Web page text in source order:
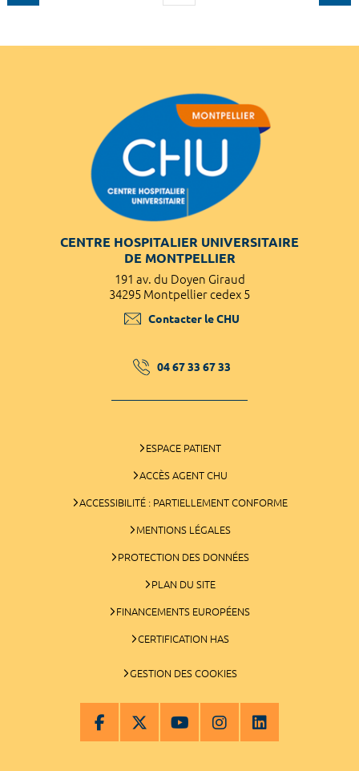
CENTRE HOSPITALIER UNIVERSITAIRE
DE MONTPELLIER
191 av. du Doyen Giraud
34295 Montpellier cedex 5
Contacter le CHU
04 67 33 67 33
ESPACE PATIENT
ACCÈS AGENT CHU
ACCESSIBILITÉ : PARTIELLEMENT CONFORME
MENTIONS LÉGALES
PROTECTION DES DONNÉES
PLAN DU SITE
FINANCEMENTS EUROPÉENS
CERTIFICATION HAS
GESTION DES COOKIES